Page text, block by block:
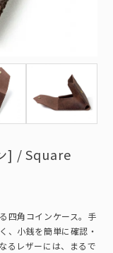
] / Square
四角コインケース。手
、小銭を簡単に確認・
るレザーには、まるで